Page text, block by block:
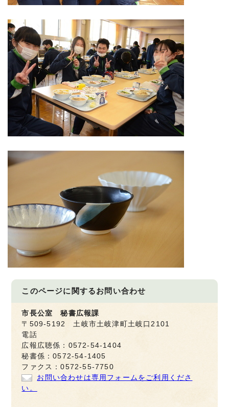
このページに関するお問い合わせ
市長公室 秘書広報課
〒509-5192 土岐市土岐津町土岐口2101
電話
広報広聴係：0572-54-1404
秘書係：0572-54-1405
ファクス：0572-55-7750
お問い合わせは専用フォームをご利用くださ
い。